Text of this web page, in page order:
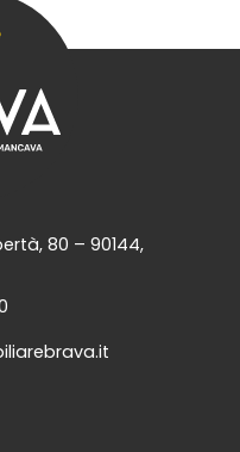
80 – 90144,